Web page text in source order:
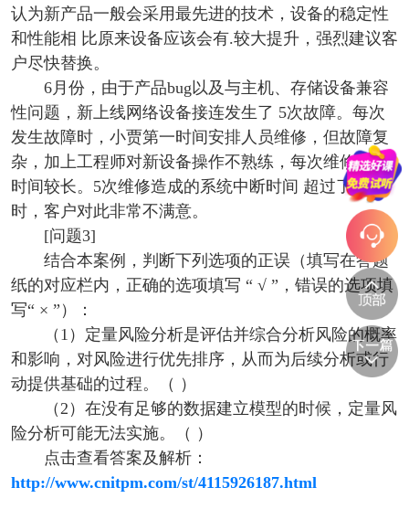
认为新产品一般会采用最先进的技术，设备的稳定性
和性能相 比原来设备应该会有.较大提升，强烈建议客
户尽快替换。
6月份，由于产品bug以及与主机、存储设备兼容
性问题，新上线网络设备接连发生了 5次故障。每次
发生故障时，小贾第一时间安排人员维修，但故障复
杂，加上工程师对新设备操作不熟练，每次维修花费
时间较长。5次维修造成的系统中断时间 超过了 20小
时，客户对此非常不满意。
[问题3]
结合本案例，判断下列选项的正误（填写在答题
纸的对应栏内，正确的选项填写 “ √ ”，错误的选项填
写“ × ”）：
（1）定量风险分析是评估并综合分析风险的概率
和影响，对风险进行优先排序，从而为后续分析或行
动提供基础的过程。（ ）
（2）在没有足够的数据建立模型的时候，定量风
险分析可能无法实施。（ ）
点击查看答案及解析：
http://www.cnitpm.com/st/4115926187.html